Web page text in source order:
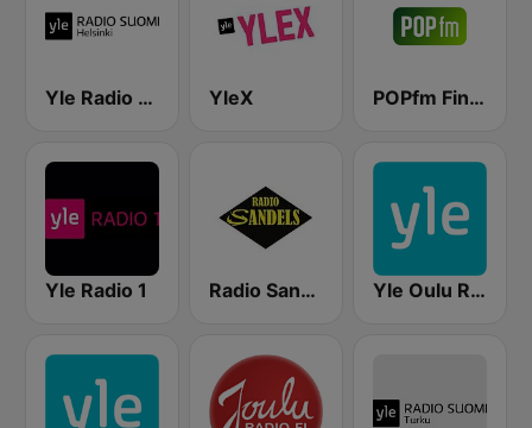
Yle Radio Suomi Helsinki YleX POPfm Finland
Yle Radio 1 Radio Sandels Yle Oulu Radio